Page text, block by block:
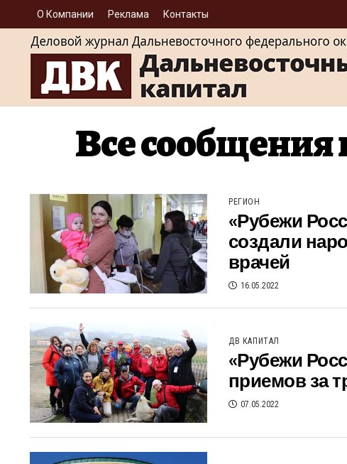
О Компании Реклама Контакты
Все
РЕГИОН
«Рубежи
создали
врачей
16.05.2022
ДВ КАПИТАЛ
«Рубежи
приемов за
07.05.2022